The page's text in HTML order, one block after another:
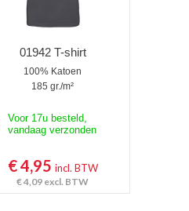
01942 T-shirt
100% Katoen
185 gr./m²
Voor 17u besteld,
vandaag verzonden
€ 4,95 incl. BTW
€ 4,09 excl. BTW